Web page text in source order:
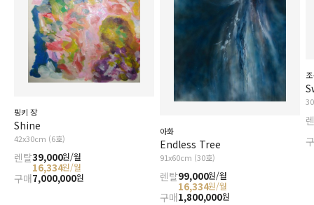
핑키 장
Shine
42x30cm (6호)
렌탈39,000원/월
16,334원/월
구매7,000,000원
아화
Endless Tree
91x60cm (30호)
렌탈99,000원/월
16,334원/월
구매1,800,000원